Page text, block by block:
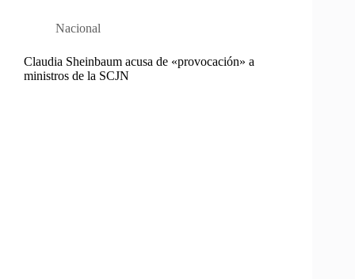
Nacional
Claudia Sheinbaum acusa de «provocación» a
ministros de la SCJN